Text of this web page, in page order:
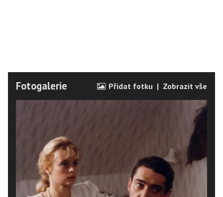
Fotogalerie Přidat fotku | Zobrazit vše